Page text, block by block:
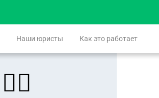
Наши юристы Как это работает